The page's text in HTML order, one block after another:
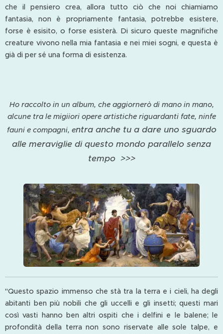
che il pensiero crea, allora tutto ciò che noi chiamiamo
fantasia, non è propriamente fantasia, potrebbe esistere,
forse è esisito, o forse esisterà. Di sicuro queste magnifiche
creature vivono nella mia fantasia e nei miei sogni, e questa è
già di per sé una forma di esistenza.
Ho raccolto in un album, che aggiornerò di mano in mano,
alcune tra le migiiori opere artistiche riguardanti fate, ninfe
fauni e compagni, entra anche tu a dare uno sguardo
alle meraviglie di questo mondo parallelo senza
tempo >>>
"Questo spazio immenso che stà tra la terra e i cieli, ha degli
abitanti ben più nobili che gli uccelli e gli insetti; questi mari
così vasti hanno ben altri ospiti che i delfini e le balene; le
profondità della terra non sono riservate alle sole talpe, e